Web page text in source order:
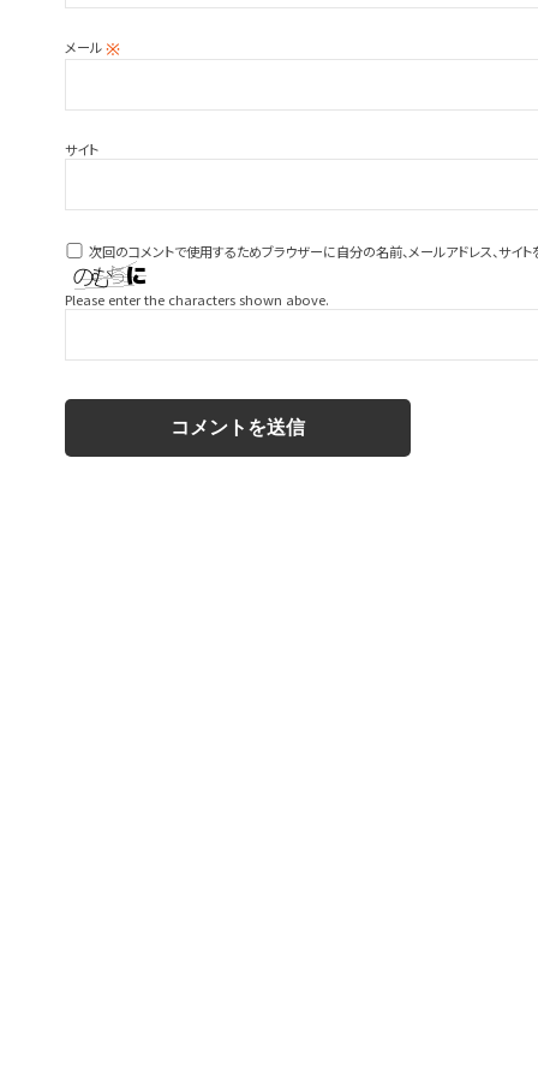
メール※
サイト
次回のコメントで使用するためブラウザーに自分の名前、メールアドレス、サイト
Please enter the characters shown above.